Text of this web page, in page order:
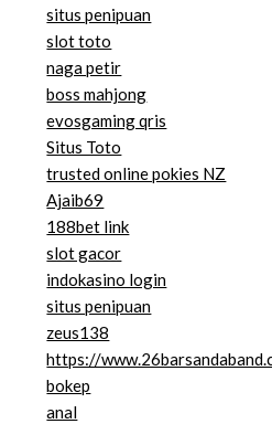
situs penipuan
slot toto
naga petir
boss mahjong
evosgaming qris
Situs Toto
trusted online pokies NZ
Ajaib69
188bet link
slot gacor
indokasino login
situs penipuan
zeus138
https://
bokep
anal